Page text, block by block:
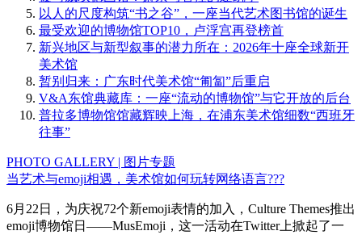
以人的尺度构筑“书之谷”，一座当代艺术图书馆的诞生
最受欢迎的博物馆TOP10，卢浮宫再登榜首
新兴地区与新型叙事的潜力所在：2026年十座全球新开
美术馆
暂别归来：广东时代美术馆“匍匐”后重启
V&A东馆典藏库：一座“流动的博物馆”与它开放的后台
普拉多博物馆馆藏辉映上海，在浦东美术馆细数“西班牙
往事”
PHOTO GALLERY | 图片专题
当艺术与emoji相遇，美术馆如何玩转网络语言???
6月22日，为庆祝72个新emoji表情的加入，Culture Themes推出
emoji博物馆日——MusEmoji，这一活动在Twitter上掀起了一